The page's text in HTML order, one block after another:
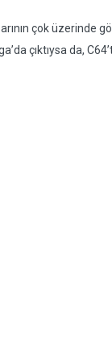
çok üzerinde
çıktıysa da,